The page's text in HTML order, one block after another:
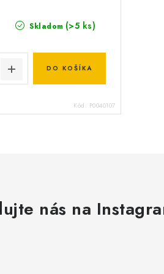
Skladom (>5 ks)
DO KOŠÍKA
Kód: P0040107
nás na